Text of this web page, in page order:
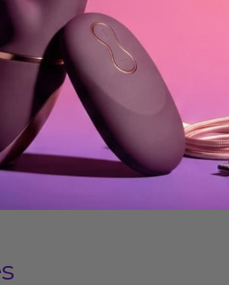
algún defecto de
La ley de 2 años de garantía
contra defectos de
uso o uso indebido.
desde la entrega para
no te gusten o no
en nuestra política de